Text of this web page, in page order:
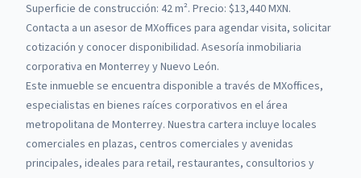
Superficie de construcción: 42 m². Precio: $13,440 MXN.
Contacta a un asesor de MXoffices para agendar visita, solicitar
cotización y conocer disponibilidad. Asesoría inmobiliaria
corporativa en Monterrey y Nuevo León.
Este inmueble se encuentra disponible a través de MXoffices,
especialistas en bienes raíces corporativos en el área
metropolitana de Monterrey. Nuestra cartera incluye locales
comerciales en plazas, centros comerciales y avenidas
principales, ideales para retail, restaurantes, consultorios y